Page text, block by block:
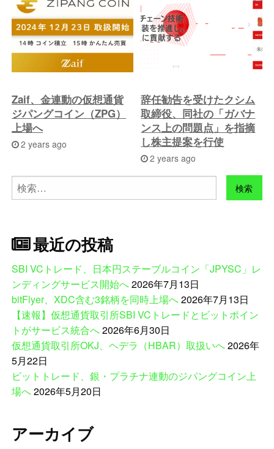
Zaif、金連動の仮想通貨
ジパングコイン（ZPG）
上場へ
2 years ago
辞任勧告を受けたクシム
取締役、同社の「ガバナ
ンス上の問題点」を指摘
し株主提案を行使
2 years ago
検
索:
最近の投稿
SBI VCトレード、日本円ステーブルコイン「JPYSC」レ
ンディングサービス開始へ2026年7月13日
bitFlyer、XDC含む3銘柄を同時上場へ2026年7月13日
【速報】仮想通貨取引所SBI VCトレードとビットポイン
トがサービス統合へ2026年6月30日
仮想通貨取引所OKJ、ヘデラ（HBAR）取扱いへ2026年
5月22日
ビットトレード、銀・プラチナ連動のジパングコイン上
場へ2026年5月20日
アーカイブ